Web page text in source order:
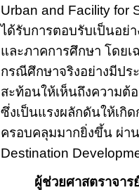
Urban and Facility for
ได้รับการตอบรับเป็นอย่
และภาคการศึกษา โดย
กรณีศึกษาจริงอย่างมีปร
สะท้อนให้เห็นถึงความต้
ซึ่งเป็นแรงผลักดันให้เกิ
ครอบคลุมมากยิ่งขึ้น ผ่า
Destination
ผู้ช่วยศาสตราจา